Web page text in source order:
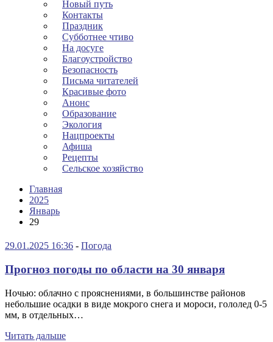
Новый путь
Контакты
Праздник
Субботнее чтиво
На досуге
Благоустройство
Безопасность
Письма читателей
Красивые фото
Анонс
Образование
Экология
Нацпроекты
Афиша
Рецепты
Сельское хозяйство
Главная
2025
Январь
29
29.01.2025 16:36 - Погода
Прогноз погоды по области на 30 января
Ночью: облачно с прояснениями, в большинстве районов
небольшие осадки в виде мокрого снега и мороси, гололед 0-5
мм, в отдельных…
Читать дальше